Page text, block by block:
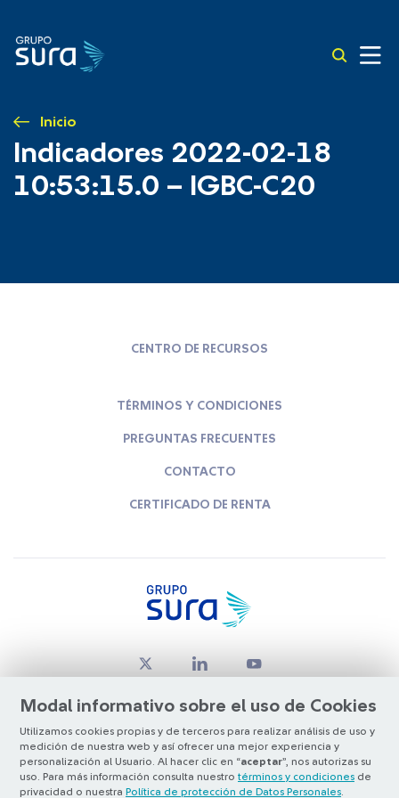
Inicio
Indicadores 2022-02-18
10:53:15.0 – IGBC-C20
Modal informativo sobre el uso de Cookies
Utilizamos cookies propias y de terceros para realizar análisis de uso y
medición de nuestra web y así ofrecer una mejor experiencia y
personalización al Usuario. Al hacer clic en “aceptar”, nos autorizas su
uso. Para más información consulta nuestro términos y condiciones de
privacidad o nuestra Política de protección de Datos Personales
CENTRO DE RECURSOS
TÉRMINOS Y CONDICIONES
PREGUNTAS FRECUENTES
CONTACTO
CERTIFICADO DE RENTA
© Copyright Grupo SURA 2026